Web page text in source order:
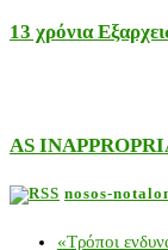
13 χρόνια
AS
nosos-
«Τρόποι